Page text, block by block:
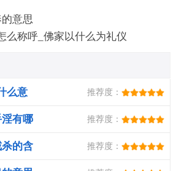
意思
么称呼_佛家以什么为礼仪
么意 推荐度：
有哪 推荐度：
的含 推荐度：